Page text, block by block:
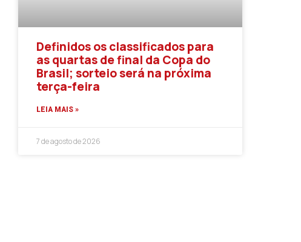
Definidos os classificados para
as quartas de final da Copa do
Brasil; sorteio será na próxima
terça-feira
LEIA MAIS »
7 de agosto de 2026